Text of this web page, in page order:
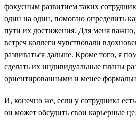
фокусным развитием таких
один на один, помогаю определить
пути их достижения. Для меня
встреч коллеги чувствовали
развиваться дальше. Кроме того, я
сделать их индивидуальные планы
ориентированными и менее
И, конечно же, если у сотрудника
он может обсудить свои карьерные